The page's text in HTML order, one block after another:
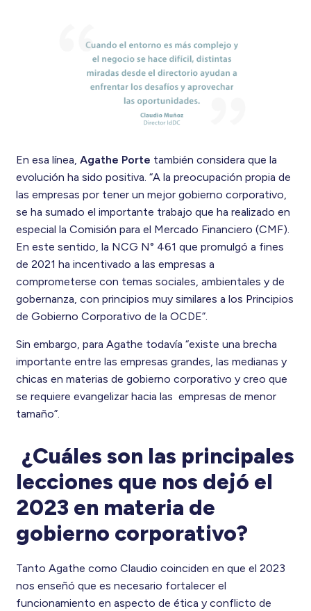
En esa línea, Agathe Porte también considera que la
evolución ha sido positiva. “A la preocupación propia de
las empresas por tener un mejor gobierno corporativo,
se ha sumado el importante trabajo que ha realizado en
especial la Comisión para el Mercado Financiero (CMF).
En este sentido, la NCG N° 461 que promulgó a fines
de 2021 ha incentivado a las empresas a
comprometerse con temas sociales, ambientales y de
gobernanza, con principios muy similares a los Principios
de Gobierno Corporativo de la OCDE”.
Sin embargo, para Agathe todavía “existe una brecha
importante entre las empresas grandes, las medianas y
chicas en materias de gobierno corporativo y creo que
se requiere evangelizar hacia las empresas de menor
tamaño”.
¿Cuáles son las principales
lecciones que nos dejó el
2023 en materia de
gobierno corporativo?
Tanto Agathe como Claudio coinciden en que el 2023
nos enseñó que es necesario fortalecer el
funcionamiento en aspecto de ética y conflicto de